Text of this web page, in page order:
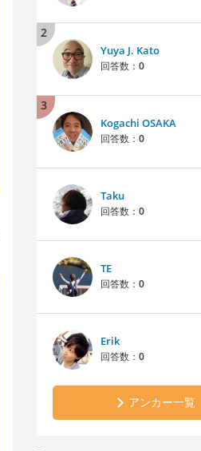
2
Yuya J. Kato
回答数： 0
3
Kogachi OSAKA
回答数： 0
Taku
回答数： 0
TE
回答数： 0
Erik
回答数： 0
アンカー一覧